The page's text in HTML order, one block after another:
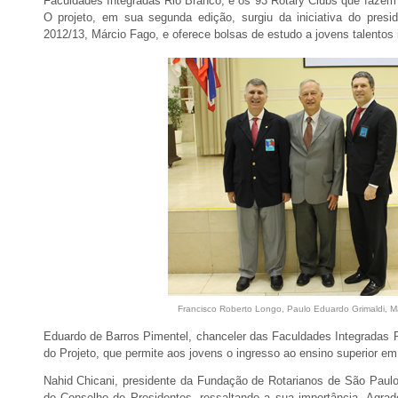
O projeto, em sua segunda edição, surgiu da iniciativa do
2012/13, Márcio Fago, e oferece bolsas de estudo a jovens
Francisco Roberto Longo, Paulo Eduardo Grimaldi,
Eduardo de Barros Pimentel, chanceler das Faculdades Integradas
do Projeto, que permite aos jovens o ingresso ao ensino superior
Nahid Chicani, presidente da Fundação de Rotarianos de São